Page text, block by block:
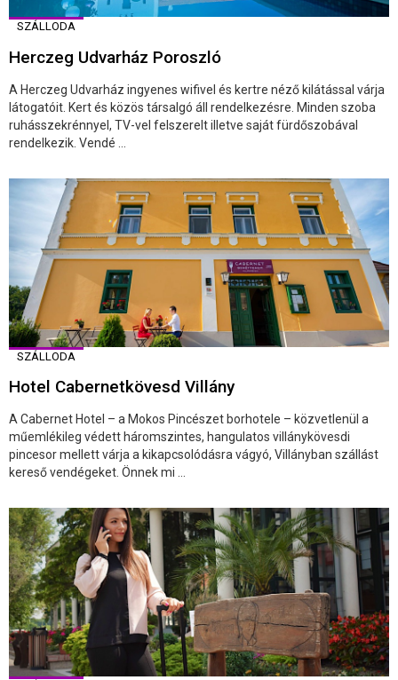
SZÁLLODA
Herczeg Udvarház Poroszló
A Herczeg Udvarház ingyenes wifivel és kertre néző kilátással várja
látogatóit. Kert és közös társalgó áll rendelkezésre. Minden szoba
ruhásszekrénnyel, TV-vel felszerelt illetve saját fürdőszobával
rendelkezik. Vendé ...
SZÁLLODA
Hotel Cabernetkövesd Villány
A Cabernet Hotel – a Mokos Pincészet borhotele – közvetlenül a
műemlékileg védett háromszintes, hangulatos villánykövesdi
pincesor mellett várja a kikapcsolódásra vágyó, Villányban szállást
kereső vendégeket. Önnek mi ...